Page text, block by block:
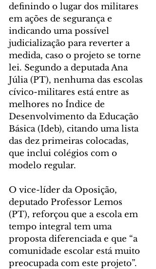
definindo o lugar dos militares
em ações de segurança e
indicando uma possível
judicialização para reverter a
medida, caso o projeto se torne
lei. Segundo a deputada Ana
Júlia (PT), nenhuma das escolas
cívico-militares está entre as
melhores no Índice de
Desenvolvimento da Educação
Básica (Ideb), citando uma lista
das dez primeiras colocadas,
que inclui colégios com o
modelo regular.
O vice-líder da Oposição,
deputado Professor Lemos
(PT), reforçou que a escola em
tempo integral tem uma
proposta diferenciada e que “a
comunidade escolar está muito
preocupada com este projeto”.